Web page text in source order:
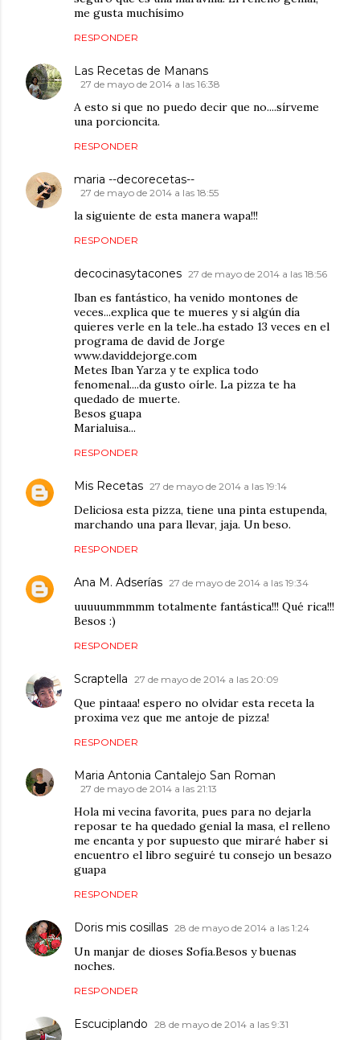
me gusta muchísimo
RESPONDER
Las Recetas de Manans
27 de mayo de 2014 a las 16:38
A esto si que no puedo decir que no....sírveme
una porcioncita.
RESPONDER
maria --decorecetas--
27 de mayo de 2014 a las 18:55
la siguiente de esta manera wapa!!!
RESPONDER
decocinasytacones 27 de mayo de 2014 a las 18:56
Iban es fantástico, ha venido montones de
veces...explica que te mueres y si algún día
quieres verle en la tele..ha estado 13 veces en el
programa de david de Jorge
www.daviddejorge.com
Metes Iban Yarza y te explica todo
fenomenal....da gusto oírle. La pizza te ha
quedado de muerte.
Besos guapa
Marialuisa...
RESPONDER
Mis Recetas 27 de mayo de 2014 a las 19:14
Deliciosa esta pizza, tiene una pinta estupenda,
marchando una para llevar, jaja. Un beso.
RESPONDER
Ana M. Adserías 27 de mayo de 2014 a las 19:34
uuuuummmmm totalmente fantástica!!! Qué rica!!!
Besos :)
RESPONDER
Scraptella 27 de mayo de 2014 a las 20:09
Que pintaaa! espero no olvidar esta receta la
proxima vez que me antoje de pizza!
RESPONDER
Maria Antonia Cantalejo San Roman
27 de mayo de 2014 a las 21:13
Hola mi vecina favorita, pues para no dejarla
reposar te ha quedado genial la masa, el relleno
me encanta y por supuesto que miraré haber si
encuentro el libro seguiré tu consejo un besazo
guapa
RESPONDER
Doris mis cosillas 28 de mayo de 2014 a las 1:24
Un manjar de dioses Sofía.Besos y buenas
noches.
RESPONDER
Escuciplando 28 de mayo de 2014 a las 9:31